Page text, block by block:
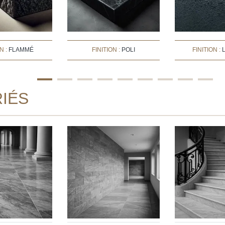
: FLAMMÉ FINITION : POLI FINITION :